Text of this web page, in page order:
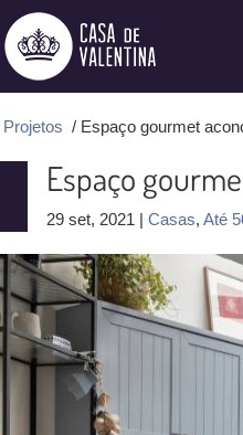
Projetos / Espaço gourmet
Espaço
29 set, 2021 | Casas, Até